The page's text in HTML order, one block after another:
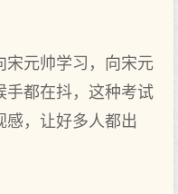
宋元帅学习，向宋元
手都在抖，这种考试
感，让好多人都出